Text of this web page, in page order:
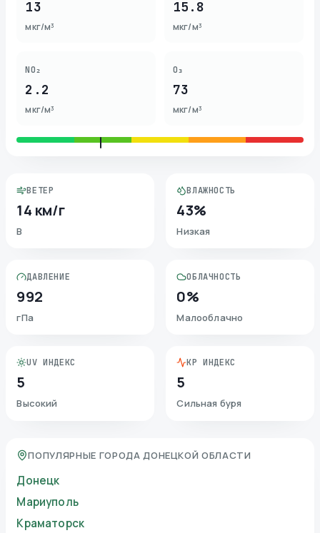
13
мкг/м³
15.8
мкг/м³
NO₂
2.2
мкг/м³
O₃
73
мкг/м³
ВЕТЕР
14 км/г
В
ВЛАЖНОСТЬ
43%
Низкая
ДАВЛЕНИЕ
992
гПа
ОБЛАЧНОСТЬ
0%
Малооблачно
UV ИНДЕКС
5
Высокий
KP ИНДЕКС
5
Сильная буря
ПОПУЛЯРНЫЕ ГОРОДА ДОНЕЦКОЙ ОБЛАСТИ
Донецк
Мариуполь
Краматорск